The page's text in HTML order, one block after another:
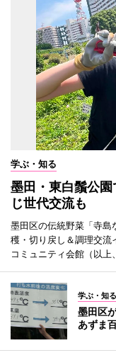
学ぶ・知る
墨田・東白鬚公
じ世代交流も
墨田区の伝統野菜「寺島
穫・切り戻し＆調理交流
コミュニティ会館（以上
学ぶ・知る
墨田区
あずま